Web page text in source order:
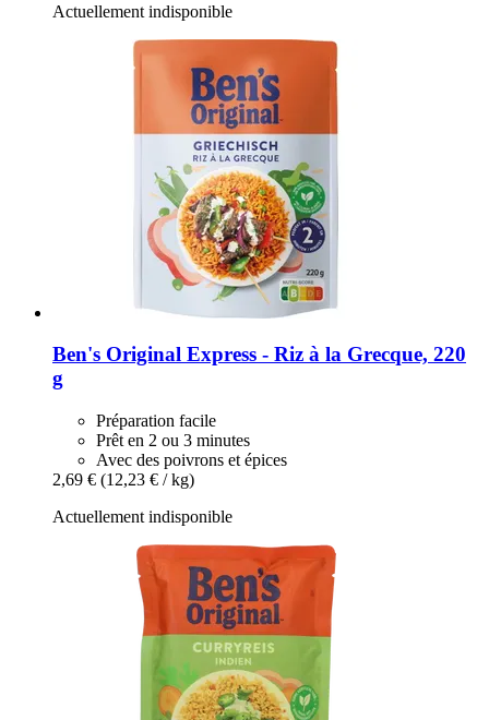
Actuellement indisponible
Ben's Original Express -​ Riz à la Grecque, 220
g
Préparation facile
Prêt en 2 ou 3 minutes
Avec des poivrons et épices
2,69 € (12,23 € / kg)
Actuellement indisponible